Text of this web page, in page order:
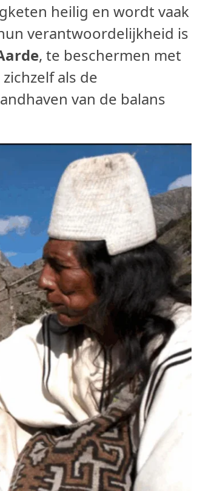
heilig en wordt vaak
verantwoordelijkheid is
, te beschermen met
als de
van de balans